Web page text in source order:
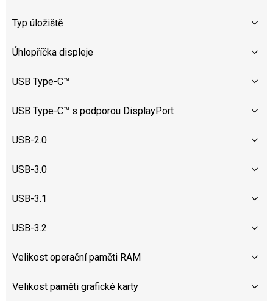
Typ úložiště
Úhlopříčka displeje
USB Type-C™
USB Type-C™ s podporou DisplayPort
USB-2.0
USB-3.0
USB-3.1
USB-3.2
Velikost operační paměti RAM
Velikost paměti grafické karty